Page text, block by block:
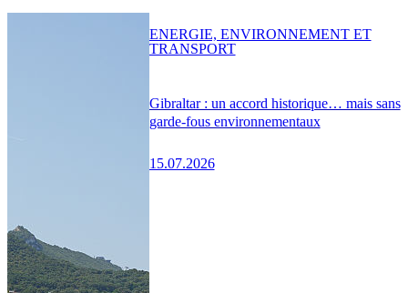
Gibraltar : un accord historique… mais sans
garde-fous environnementaux
15.07.2026
ENERGIE, ENVIRONNEMENT ET
TRANSPORT